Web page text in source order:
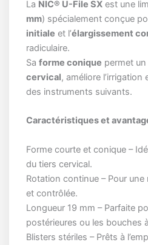
La NIC® U-File SXest une
mm) spécialement conçue
initiale et l’élargissement
radiculaire.
Sa forme conique permet
cervical, améliore
des instruments suivants.
Caractéristiques et
Forme courte et conique –
du tiers cervical.
Rotation continue – Pour
et contrôlée.
Longueur 19 mm – Parfaite
postérieures ou les bouches
Blisters stériles – Prêts à